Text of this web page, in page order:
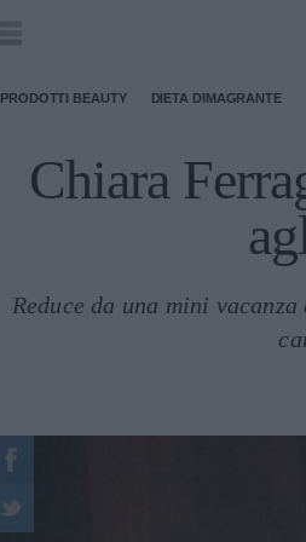
PRODOTTI BEAUTY DIETA DIMAGRANTE
Chiara
Reduce da una mini